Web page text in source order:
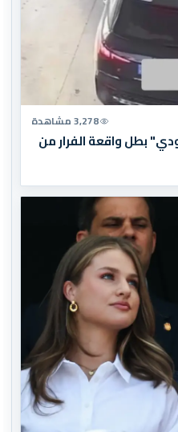
3,278 مشاهدة
بطل واقعة الفرار من